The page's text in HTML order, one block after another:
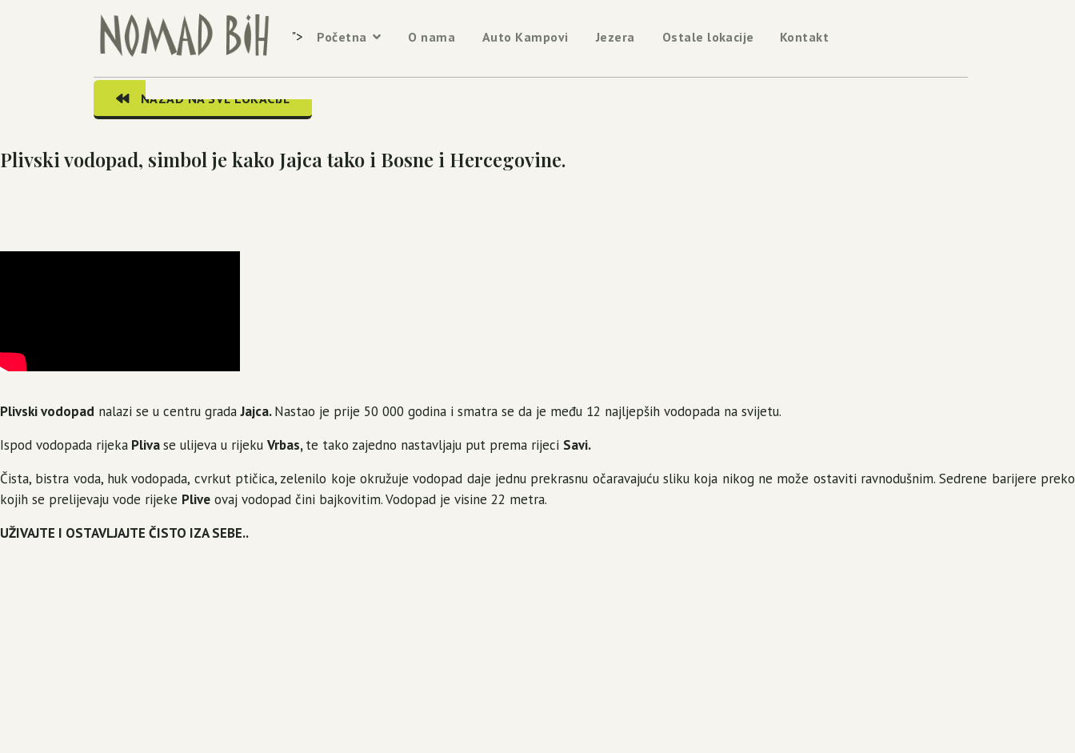
"> Početna O nama Auto Kampovi Jezera Ostale lokacije Kontakt
NAZAD NA SVE LOKACIJE
Plivski vodopad, simbol je kako Jajca tako i Bosne i Hercegovine.
Plivski vodopad nalazi se u centru gradaJajca.Nastao je prije 50 000 godina i smatra se da je među 12 najljepših vodopada na svijetu.
Ispod vodopada rijeka Plivase ulijeva u rijeku Vrbas,te tako zajedno nastavljaju put prema rijeci Savi.
Čista, bistra voda, huk vodopada, cvrkut ptičica, zelenilo koje okružuje vodopad daje jednu prekrasnu očaravajuću sliku koja nikog ne može ostaviti ravnodušnim. Sedrene barijere preko
kojih se prelijevaju vode rijeke Plive ovaj vodopad čini bajkovitim. Vodopad je visine 22 metra.
UŽIVAJTE I OSTAVLJAJTE ČISTO IZA SEBE..